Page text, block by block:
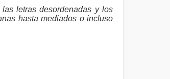
letras desordenadas y los
hasta mediados o incluso